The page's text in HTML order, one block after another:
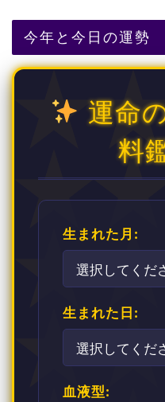
今年と今日の運勢
運命
料
生まれた月:
生まれた日:
血液型: